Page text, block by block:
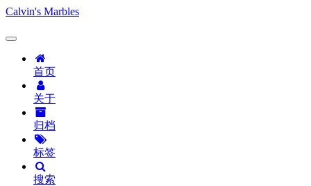
Calvin's Marbles
首页
关于
归档
标签
搜索